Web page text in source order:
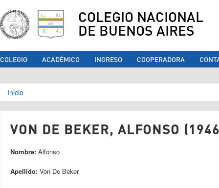
COLEGIO NACIONAL
DE BUENOS AIRES
COLEGIO ACADÉMICO INGRESO COOPERADORA
Se encuentra usted aquí
Inicio
VON DE BEKER, ALFONSO
Nombre: Alfonso
Apellido: Von De Beker